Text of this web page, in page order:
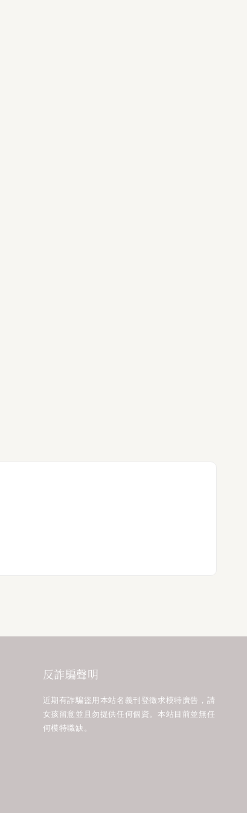
反詐騙聲明
近期有詐騙盜用本站名義刊登徵求模特廣告，請
女孩留意並且勿提供任何個資。本站目前並無任
何模特職缺。